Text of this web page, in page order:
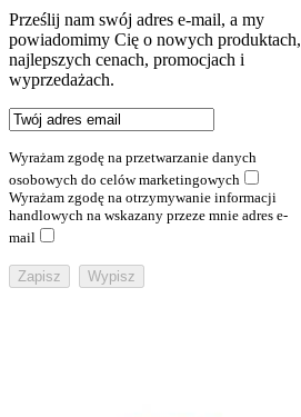
Prześlij nam swój adres e-mail, a my
powiadomimy Cię o nowych produktach,
najlepszych cenach, promocjach i
wyprzedażach.
Wyrażam zgodę na przetwarzanie danych
osobowych do celów marketingowych
Wyrażam zgodę na otrzymywanie informacji
handlowych na wskazany przeze mnie adres e-
mail